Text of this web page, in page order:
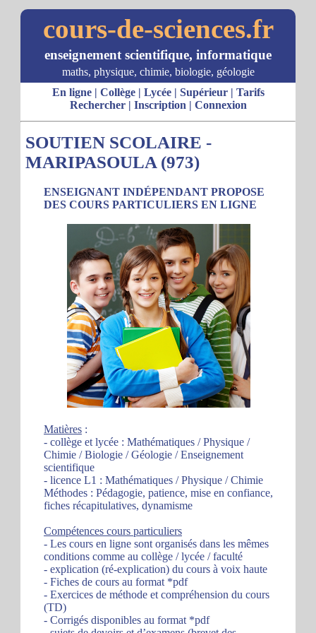
cours-de-sciences.fr
enseignement scientifique, informatique
maths, physique, chimie, biologie, géologie
En ligne| Collège| Lycée| Supérieur| Tarifs
Rechercher| Inscription | Connexion
SOUTIEN SCOLAIRE -
MARIPASOULA (973)
ENSEIGNANT INDÉPENDANT PROPOSE
DES COURS PARTICULIERS EN LIGNE
Matières :
- collège et lycée : Mathématiques / Physique /
Chimie / Biologie / Géologie / Enseignement
scientifique
- licence L1 : Mathématiques / Physique / Chimie
Méthodes : Pédagogie, patience, mise en confiance,
fiches récapitulatives, dynamisme
Compétences cours particuliers
- Les cours en ligne sont organisés dans les mêmes
conditions comme au collège / lycée / faculté
- explication (ré-explication) du cours à voix haute
- Fiches de cours au format *pdf
- Exercices de méthode et compréhension du cours
(TD)
- Corrigés disponibles au format *pdf